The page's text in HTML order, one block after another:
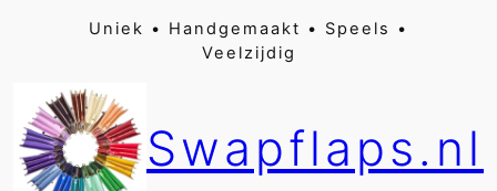
inhoud
Uniek • Handgemaakt • Speels •
Veelzijdig
Swapflaps.nl